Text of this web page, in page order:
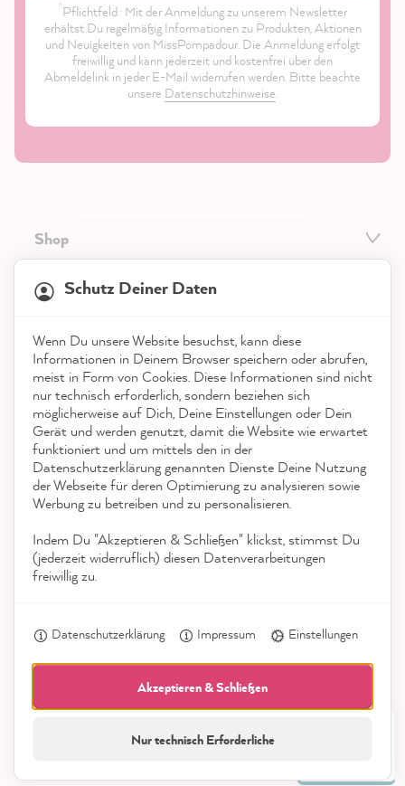
*Pflichtfeld · Mit der Anmeldung zu unserem Newsletter
erhältst Du regelmäßig Informationen zu Produkten, Aktionen
und Neuigkeiten von MissPompadour. Die Anmeldung erfolgt
freiwillig und kann jederzeit und kostenfrei über den
Abmeldelink in jeder E-Mail widerrufen werden. Bitte beachte
unsere Datenschutzhinweise.
Shop
Service
Kontakt
App herunterladen
Auszeichnungen
Social Media
Schutz Deiner Daten
Wenn Du unsere Website besuchst, kann diese
Informationen in Deinem Browser speichern oder abrufen,
meist in Form von Cookies. Diese Informationen sind nicht
nur technisch erforderlich, sondern beziehen sich
möglicherweise auf Dich, Deine Einstellungen oder Dein
Gerät und werden genutzt, damit die Website wie erwartet
funktioniert und um mittels den in der
Datenschutzerklärung genannten Dienste Deine Nutzung
der Webseite für deren Optimierung zu analysieren sowie
Werbung zu betreiben und zu personalisieren.
Indem Du "Akzeptieren & Schließen" klickst, stimmst Du
(jederzeit widerruflich) diesen Datenverarbeitungen
freiwillig zu.
Datenschutzerklärung Impressum Einstellungen
Akzeptieren & Schließen
Nur technisch Erforderliche
reviews-io
Stefanie H
Verifizierter Kunde
Ich habe einer alten, verwitterten Tisch und
einer Bank einen neuen Anstrich verpasst
und bin seh zufrieden mit dem Ergebnis.
stand :D
Hilfreich? Ja Teilen
Jessica H